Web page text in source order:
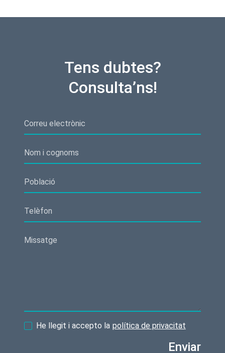
Tens dubtes?
Consulta’ns!
He llegit i accepto la política de privacitat
Enviar